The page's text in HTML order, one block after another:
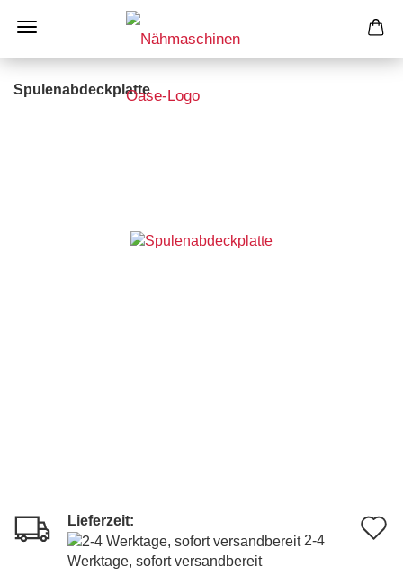
Spulenabdeckplatte
Lieferzeit:
2-4
Werktage, sofort versandbereit